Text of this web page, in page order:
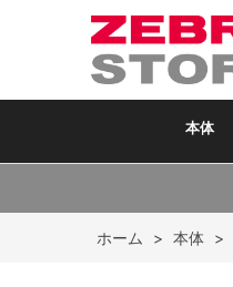
本体
ホーム > 本体 >